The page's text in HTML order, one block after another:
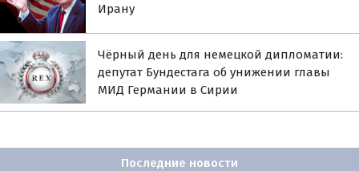
Ирану
Чёрный день для немецкой дипломатии:
депутат Бундестага об унижении главы
МИД Германии в Сирии
Последние новости